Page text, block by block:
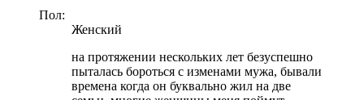
Пол:
Женский
на протяжении нескольких лет безуспешно
пыталась бороться с изменами мужа, бывали
времена когда он буквально жил на две